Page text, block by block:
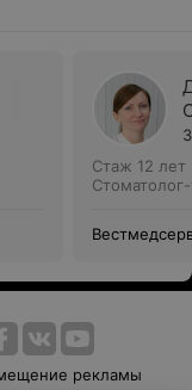
Стаж 12 лет
рекламы